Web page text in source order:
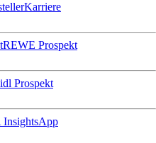
Karriere
REWE Prospekt
Prospekt
App